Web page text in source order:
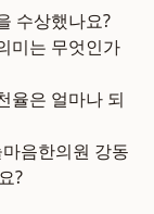
수상했나요?
미는 무엇인가
율은 얼마나 되
음한의원 강동
?